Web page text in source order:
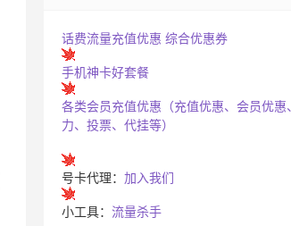
话费流量充值优惠 综合优惠券
手机神卡好套餐
各类会员充值优惠（充值优惠、会员优惠
力、投票、代挂等）
号卡代理： 加入我们
小工具： 流量杀手